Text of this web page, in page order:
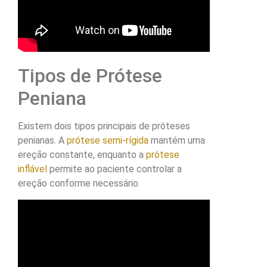
Tipos de Prótese
Peniana
Existem dois tipos principais de próteses
penianas. A prótese semi-rígida mantém uma
ereção constante, enquanto a prótese
inflável permite ao paciente controlar a
ereção conforme necessário.